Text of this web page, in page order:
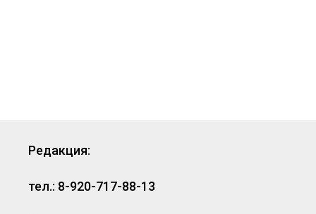
Редакция:
тел.: 8-920-717-88-13